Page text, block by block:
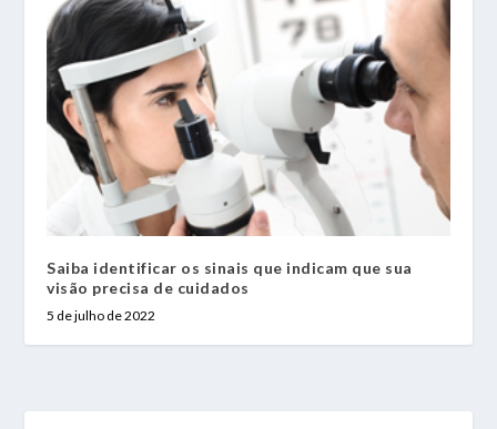
Saiba identificar os sinais que indicam que sua
visão precisa de cuidados
5 de julho de 2022